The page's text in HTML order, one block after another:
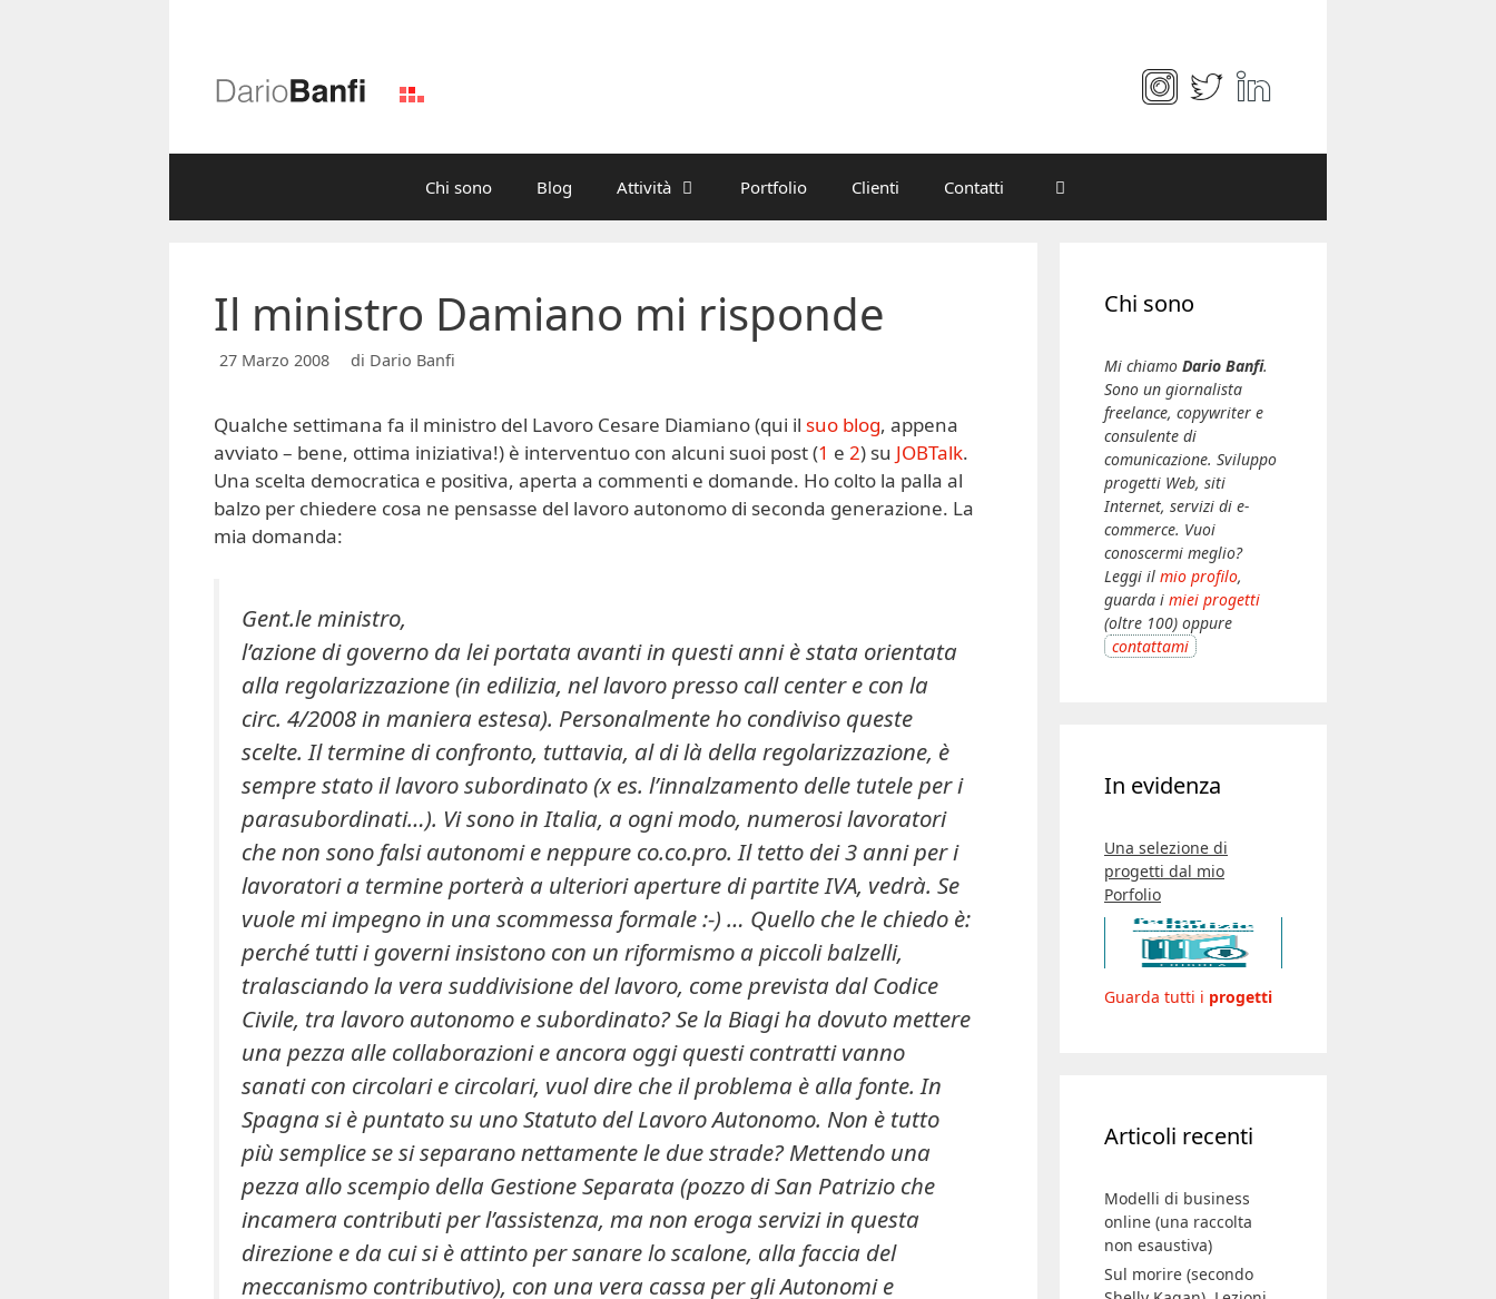
Chi sono Blog Attività Portfolio Clienti Contatti
Il ministro Damiano mi risponde
27 Marzo 2008 di Dario Banfi
Qualche settimana fa il ministro del Lavoro Cesare Diamiano (qui il suo blog, appena
avviato – bene, ottima iniziativa!) è interventuo con alcuni suoi post (1 e 2) su JOBTalk.
Una scelta democratica e positiva, aperta a commenti e domande. Ho colto la palla al
balzo per chiedere cosa ne pensasse del lavoro autonomo di seconda generazione. La
mia domanda:
Gent.le ministro,
l’azione di governo da lei portata avanti in questi anni è stata orientata
alla regolarizzazione (in edilizia, nel lavoro presso call center e con la
circ. 4/2008 in maniera estesa). Personalmente ho condiviso queste
scelte. Il termine di confronto, tuttavia, al di là della regolarizzazione, è
sempre stato il lavoro subordinato (x es. l’innalzamento delle tutele per i
parasubordinati…). Vi sono in Italia, a ogni modo, numerosi lavoratori
che non sono falsi autonomi e neppure co.co.pro. Il tetto dei 3 anni per i
lavoratori a termine porterà a ulteriori aperture di partite IVA, vedrà. Se
vuole mi impegno in una scommessa formale :-) … Quello che le chiedo è:
perché tutti i governi insistono con un riformismo a piccoli balzelli,
tralasciando la vera suddivisione del lavoro, come prevista dal Codice
Civile, tra lavoro autonomo e subordinato? Se la Biagi ha dovuto mettere
una pezza alle collaborazioni e ancora oggi questi contratti vanno
sanati con circolari e circolari, vuol dire che il problema è alla fonte. In
Spagna si è puntato su uno Statuto del Lavoro Autonomo. Non è tutto
più semplice se si separano nettamente le due strade? Mettendo una
pezza allo scempio della Gestione Separata (pozzo di San Patrizio che
incamera contributi per l’assistenza, ma non eroga servizi in questa
direzione e da cui si è attinto per sanare lo scalone, alla faccia del
meccanismo contributivo), con una vera cassa per gli Autonomi e
Chi sono
Mi chiamo Dario Banfi.
Sono un giornalista
freelance, copywriter e
consulente di
comunicazione. Sviluppo
progetti Web, siti
Internet, servizi di e-
commerce. Vuoi
conoscermi meglio?
Leggi il mio profilo,
guarda i miei progetti
(oltre 100) oppure
contattami
In evidenza
Una selezione di
progetti dal mio
Porfolio
Guarda tutti i progetti
Articoli recenti
Modelli di business
online (una raccolta
non esaustiva)
Sul morire (secondo